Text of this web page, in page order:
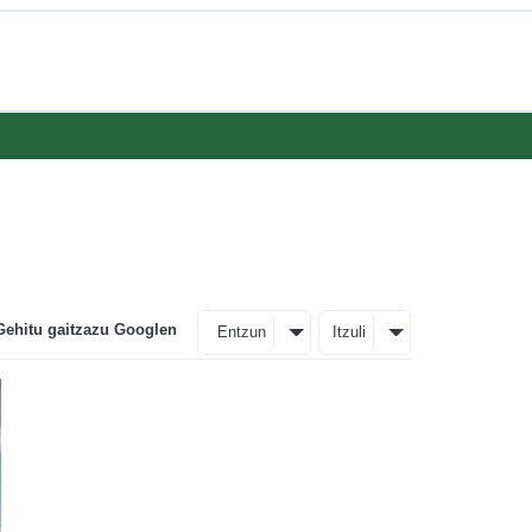
gaitzazu Googlen Entzun Itzuli